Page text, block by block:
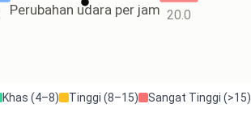
Perubahan udara per jam 20.0
Khas (4–8) Tinggi (8–15) Sangat Tinggi (>15)